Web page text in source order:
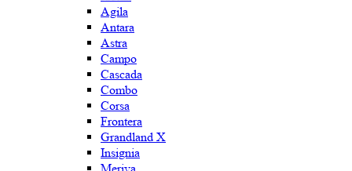
Agila
Antara
Astra
Campo
Cascada
Combo
Corsa
Frontera
Grandland X
Insignia